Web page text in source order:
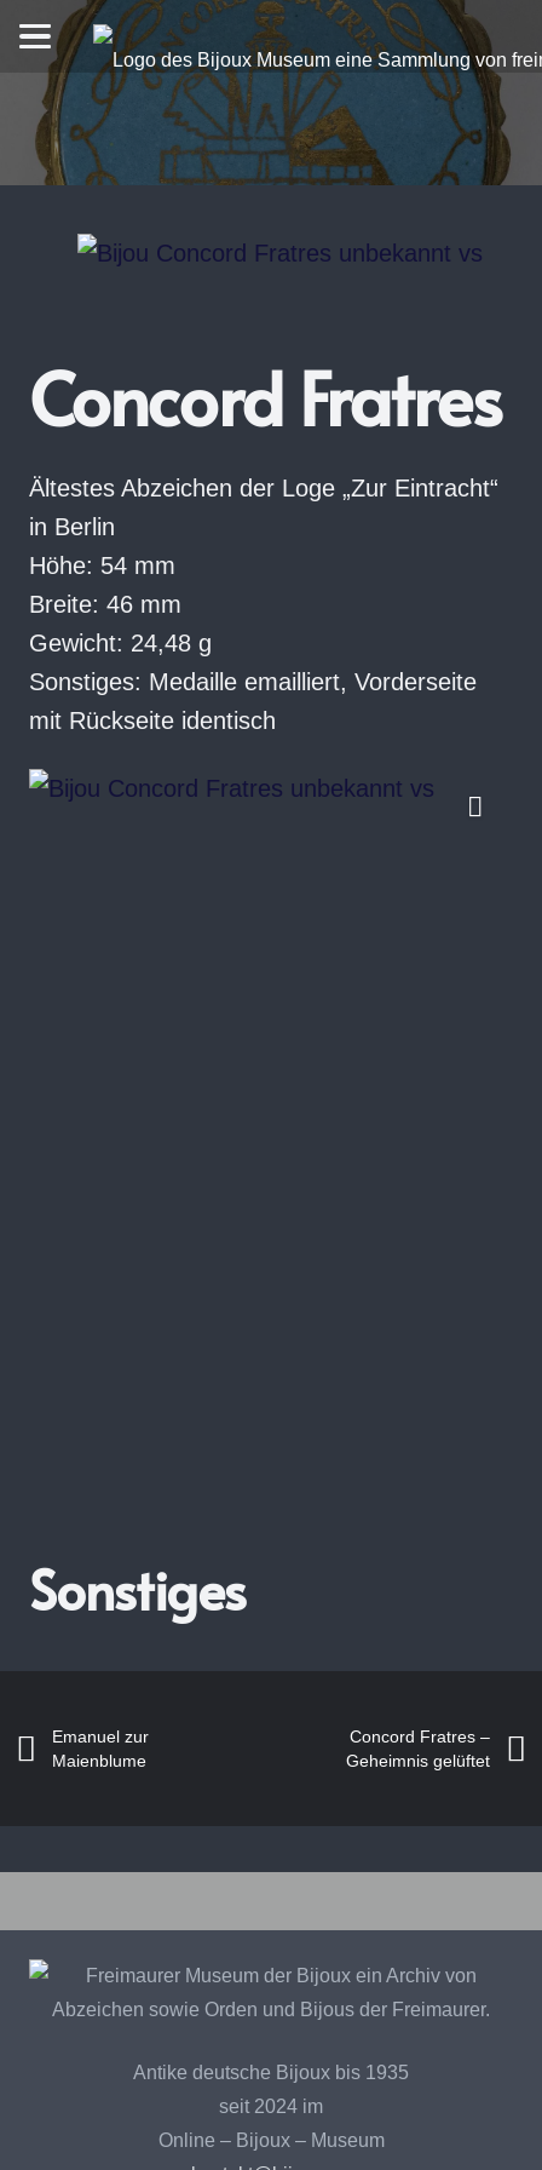
Concord Fratres
Ältestes Abzeichen der Loge „Zur Eintracht“
in Berlin
Höhe: 54 mm
Breite: 46 mm
Gewicht: 24,48 g
Sonstiges: Medaille emailliert, Vorderseite
mit Rückseite identisch
Sonstiges
Emanuel zur
Maienblume
Concord Fratres –
Geheimnis gelüftet
Bijoux – Recherchekreis
Antike deutsche Bijoux bis 1935
seit 2024 im
Online – Bijoux – Museum